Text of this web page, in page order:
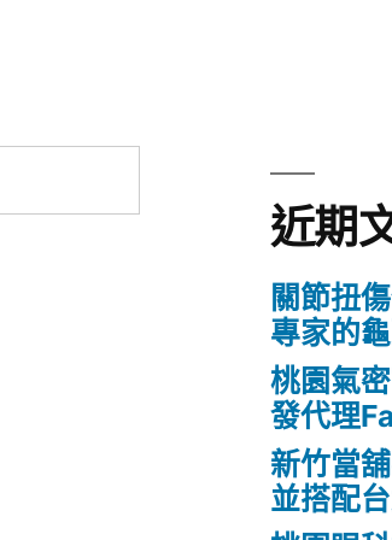
近期
關節扭
專家的
桃園氣
發代理
新竹當
並搭配